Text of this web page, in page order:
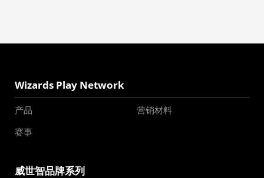
Wizards Play Network
产品
营销材料
赛事
威世智品牌系列